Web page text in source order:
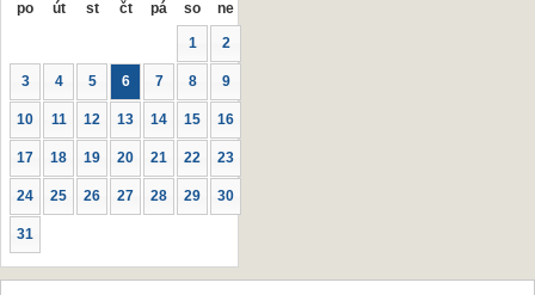
po út st čt pá so ne
1 2
3 4 5 6 7 8 9
10 11 12 13 14 15 16
17 18 19 20 21 22 23
24 25 26 27 28 29 30
31